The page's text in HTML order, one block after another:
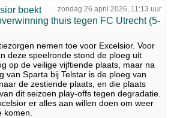
zondag 26 april 2026, 11:13 uur
boekt
thuis tegen FC Utrecht (5-
nemen toe voor Excelsior. Voor
deze speelronde stond de ploeg uit
op de veilige vijftiende plaats, maar na
van Sparta bij Telstar is de ploeg van
de zestiende plaats, en die plaats
dit seizoen play-offs tegen degradatie.
er alles aan willen doen om weer